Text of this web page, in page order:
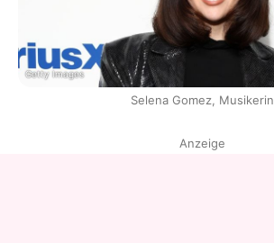
Getty Images
Selena Gomez, Musikerin
Anzeige